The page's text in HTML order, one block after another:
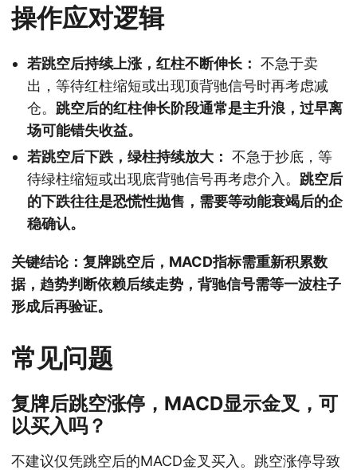
操作应对逻辑
若跳空后持续上涨，红柱不断伸长： 不急于卖
出，等待红柱缩短或出现顶背驰信号时再考虑减
仓。 跳空后的红柱伸长阶段通常是主升浪，过早离
场可能错失收益。
若跳空后下跌，绿柱持续放大： 不急于抄底，等
待绿柱缩短或出现底背驰信号再考虑介入。 跳空后
的下跌往往是恐慌性抛售，需要等动能衰竭后的企
稳确认。
关键结论：复牌跳空后，MACD指标需重新积累数
据，趋势判断依赖后续走势，背驰信号需等一波柱子
形成后再验证。
常见问题
复牌后跳空涨停，MACD显示金叉，可
以买入吗？
不建议仅凭跳空后的MACD金叉买入。跳空涨停导致